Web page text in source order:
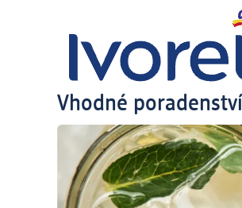
Vhodné poradenství